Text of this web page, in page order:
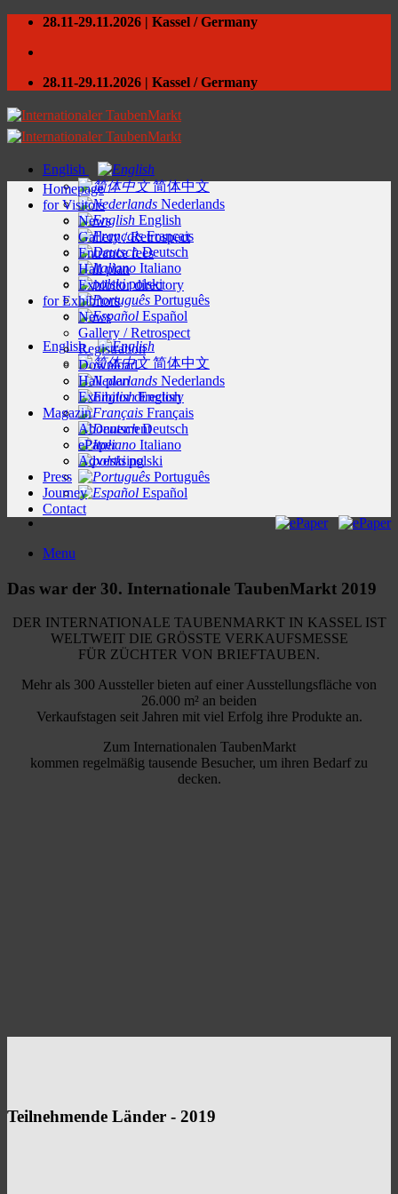
Skip
content
28.11-29.11.2026 | Kassel / Germany
28.11-29.11.2026 | Kassel / Germany
English
简体中文
Nederlands
English
Français
Deutsch
Italiano
polski
Português
Español
English
简体中文
Nederlands
English
Français
Deutsch
Italiano
polski
Português
Español
Menu
Homepage
for Visitors
News
Gallery / Retrospect
Entrance fees
Hall plan
Exhibitor directory
for Exhibitors
News
Gallery / Retrospect
Registration
Download
Hall plan
Exhibitor directory
Magazin
Abonnement
ePaper
Advertising
Press
Journey
Contact
Das war der 30. Internationale TaubenMarkt 2019
DER INTERNATIONALE TAUBENMARKT IN KASSEL IST
WELTWEIT DIE GRÖSSTE VERKAUFSMESSE
FÜR ZÜCHTER VON BRIEFTAUBEN.
Mehr als 300 Aussteller bieten auf einer Ausstellungsfläche von
26.000 m² an beiden
Verkaufstagen seit Jahren mit viel Erfolg ihre Produkte an.
Zum Internationalen TaubenMarkt
kommen regelmäßig tausende Besucher, um ihren Bedarf zu
decken.
Teilnehmende Länder - 2019